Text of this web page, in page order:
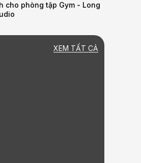
Lắp đặt hệ thống âm thanh hội thảo
XEM TẤT CẢ